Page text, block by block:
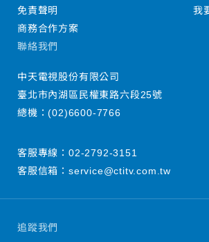
追蹤我們
免責聲明
商務合作方案
我
聯絡我們
中天電視股份有限公司
臺北市內湖區民權東路六段25號
總機：(02)6600-7766
客服專線： 02-2792-3151
客服信箱： service@ctitv.com.tw